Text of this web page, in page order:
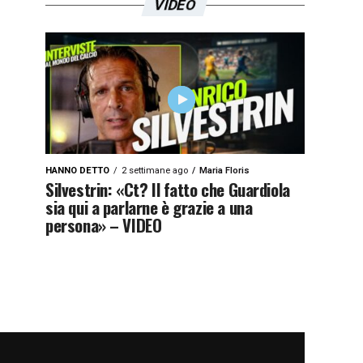
VIDEO
HANNO DETTO 2 settimane ago Maria Floris
Silvestrin: «Ct? Il fatto che Guardiola
sia qui a parlarne è grazie a una
persona» – VIDEO